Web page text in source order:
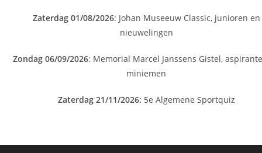
Zaterdag 01/08/2026: Johan Museeuw Classic, junioren en
nieuwelingen
Zondag 06/09/2026: Memorial Marcel Janssens Gistel,
miniemen
Zaterdag 21/11/2026: 5e Algemene Sportquiz